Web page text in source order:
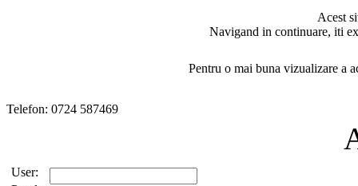
Acest
Navigand in continuare, iti
Pentru o mai buna vizualizare a
Telefon: 0724 587469
User: